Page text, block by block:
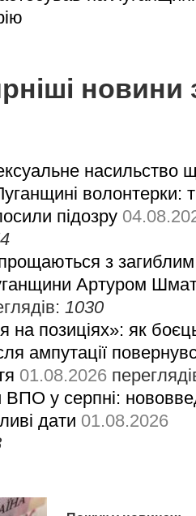
новини
насильство
волонтерки:
підозру
з загиблим
Артуром
1030
позиціях»: як
ампутації
01.08.2026
ВПО у серпні:
дати 01.08.2026